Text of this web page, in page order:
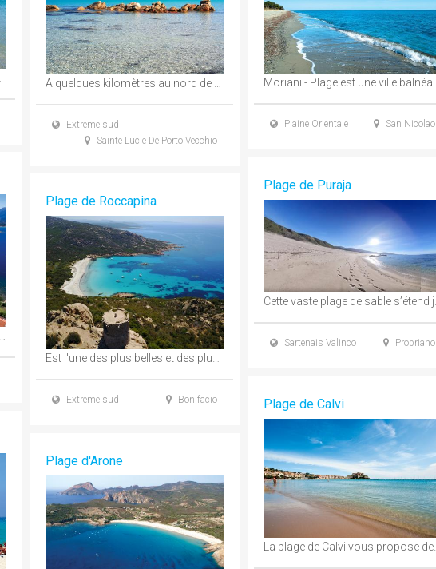
Extreme sud
Sainte Lucie De Porto Vecchio
Plaine Orientale San Nicolao
Plage de Puraja
Sartenais Valinco Propriano
Plage de Roccapina
Est l'une des plus belles et des plus photographiées de Corse. L'anse est surveillée par ...
Extreme sud Bonifacio Plage de Calvi
Plage d'Arone